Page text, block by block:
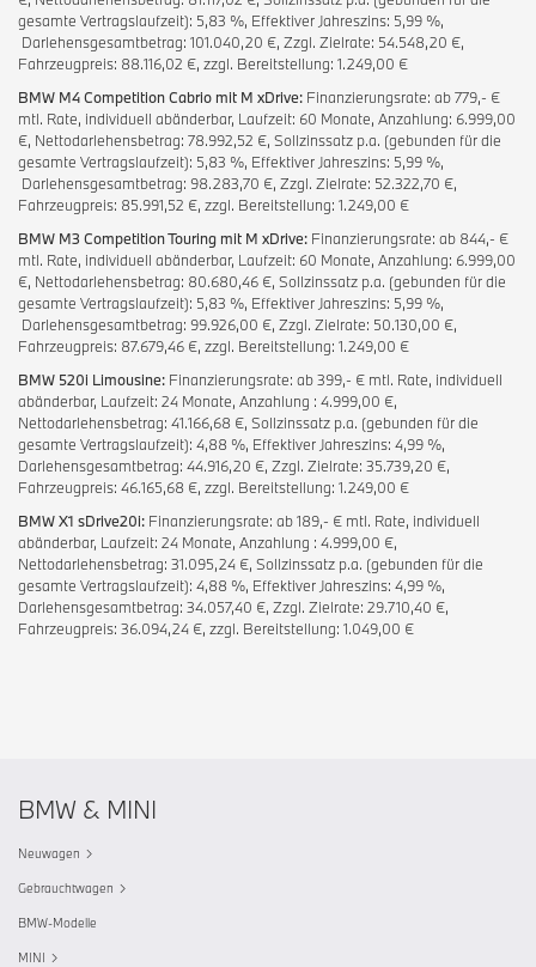
gesamte Vertragslaufzeit): 5,83 %, Effektiver Jahreszins: 5,99 %,
Darlehensgesamtbetrag: 101.040,20 €, Zzgl. Zielrate: 54.548,20 €,
Fahrzeugpreis: 88.116,02 €, zzgl. Bereitstellung: 1.249,00 €
BMW M4 Competition Cabrio mit M xDrive: Finanzierungsrate: ab 779,- €
mtl. Rate, individuell abänderbar, Laufzeit: 60 Monate, Anzahlung: 6.999,00
€, Nettodarlehensbetrag: 78.992,52 €, Sollzinssatz p.a. (gebunden für die
gesamte Vertragslaufzeit): 5,83 %, Effektiver Jahreszins: 5,99 %,
Darlehensgesamtbetrag: 98.283,70 €, Zzgl. Zielrate: 52.322,70 €,
Fahrzeugpreis: 85.991,52 €, zzgl. Bereitstellung: 1.249,00 €
BMW M3 Competition Touring mit M xDrive: Finanzierungsrate: ab 844,- €
mtl. Rate, individuell abänderbar, Laufzeit: 60 Monate, Anzahlung: 6.999,00
€, Nettodarlehensbetrag: 80.680,46 €, Sollzinssatz p.a. (gebunden für die
gesamte Vertragslaufzeit): 5,83 %, Effektiver Jahreszins: 5,99 %,
Darlehensgesamtbetrag: 99.926,00 €, Zzgl. Zielrate: 50.130,00 €,
Fahrzeugpreis: 87.679,46 €, zzgl. Bereitstellung: 1.249,00 €
BMW 520i Limousine: Finanzierungsrate: ab 399,- € mtl. Rate, individuell
abänderbar, Laufzeit: 24 Monate, Anzahlung : 4.999,00 €,
Nettodarlehensbetrag: 41.166,68 €, Sollzinssatz p.a. (gebunden für die
gesamte Vertragslaufzeit): 4,88 %, Effektiver Jahreszins: 4,99 %,
Darlehensgesamtbetrag: 44.916,20 €, Zzgl. Zielrate: 35.739,20 €,
Fahrzeugpreis: 46.165,68 €, zzgl. Bereitstellung: 1.249,00 €
BMW X1 sDrive20i: Finanzierungsrate: ab 189,- € mtl. Rate, individuell
abänderbar, Laufzeit: 24 Monate, Anzahlung : 4.999,00 €,
Nettodarlehensbetrag: 31.095,24 €, Sollzinssatz p.a. (gebunden für die
gesamte Vertragslaufzeit): 4,88 %, Effektiver Jahreszins: 4,99 %,
Darlehensgesamtbetrag: 34.057,40 €, Zzgl. Zielrate: 29.710,40 €,
Fahrzeugpreis: 36.094,24 €, zzgl. Bereitstellung: 1.049,00 €
BMW & MINI
Neuwagen
Gebrauchtwagen
BMW-Modelle
MINI